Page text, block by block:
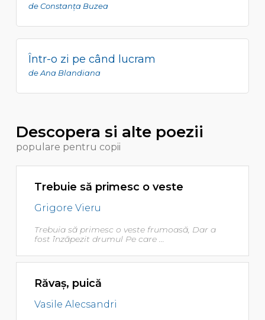
de Constanţa Buzea
Într-o zi pe când lucram
de Ana Blandiana
Descopera si alte poezii
populare pentru copii
Trebuie să primesc o veste
Grigore Vieru
Trebuia să primesc o veste frumoasă, Dar a
fost înzăpezit drumul Pe care ...
Răvaş, puică
Vasile Alecsandri